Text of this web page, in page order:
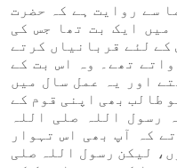
سے روایت ہے کہ حضرت
میں ایک بت تھا جس کی
کے لئے قربانیاں کرتے
تھے۔ وہ اس بت کے
اور یہ عمل سال میں
طالب بھی اپنی قوم کے
رسول اللہ صلی اللہ
کہ آپ بھی اس تہوار
لیکن رسول اللہ صلی